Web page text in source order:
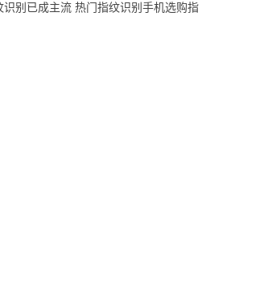
识别已成主流 热门指纹识别手机选购指